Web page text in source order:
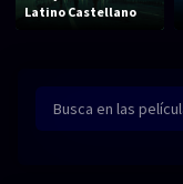
Comedia
Terror
Latino Castellano